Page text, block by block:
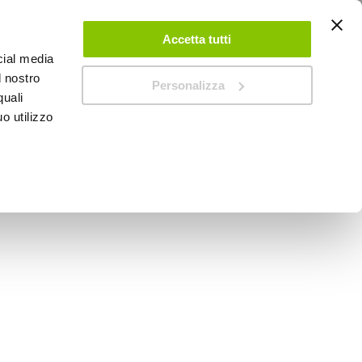
media
nostro
utilizzo
Accetta tutti
Personalizza
ACCEDI CREA UN ACCOUNT CONTATTACI